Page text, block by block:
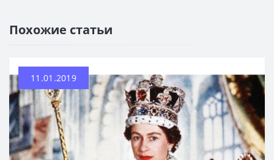
Похожие статьи
11.01.2019